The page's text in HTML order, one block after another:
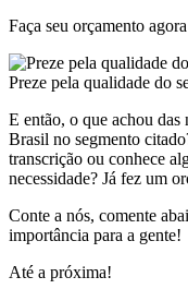
Faça seu orçamento
Preze pela qualidade do
E então, o que achou das
Brasil no segmento
transcrição ou conhece
necessidade? Já fez um
Conte a nós, comente
importância para a gente!
Até a próxima!